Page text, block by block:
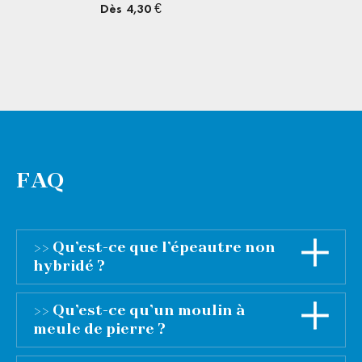
5,90 €
FAQ
>> Qu’est-ce que l’épeautre non
hybridé ?
L’expérience allemande (environ 70 ans de
recul avec l’usage de l’épeautre non hybridé),
nous indique que pour bénéficier de toutes les
>> Qu’est-ce qu’un moulin à
meule de pierre ?